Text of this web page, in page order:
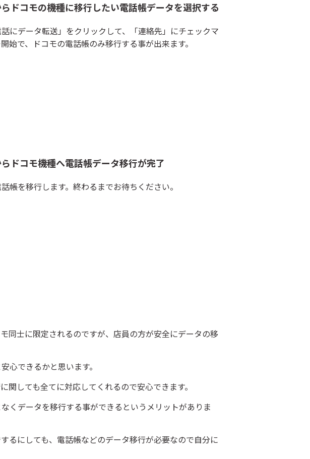
ドコモの機種に移行したい電話帳データを選択する
話にデータ転送」をクリックして、「連絡先」にチェックマ
始で、ドコモの電話帳のみ移行する事が出来ます。
ドコモ機種へ電話帳データ移行が完了
帳を移行します。終わるまでお待ちください。
同士に限定されるのですが、店員の方が安全にデータの移
心できるかと思います。
しても全てに対応してくれるので安心できます。
くデータを移行する事ができるというメリットがありま
にしても、電話帳などのデータ移行が必要なので自分に